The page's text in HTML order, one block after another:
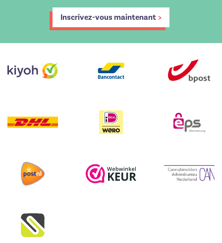
Inscrivez-vous maintenant >